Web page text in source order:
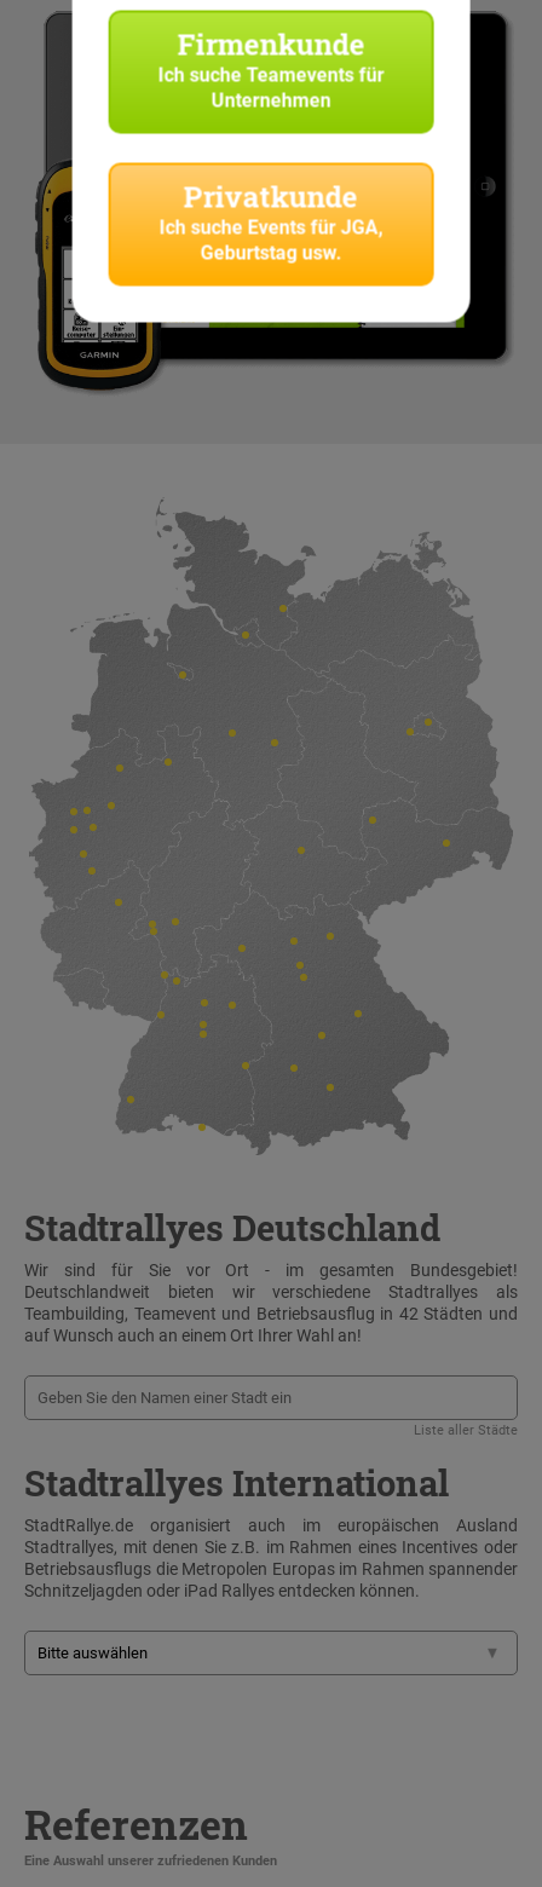
Stadtrallyes Deutschland
Wir sind für Sie vor Ort - im gesamten Bundesgebiet!
Deutschlandweit bieten wir verschiedene Stadtrallyes als
Teambuilding, Teamevent und Betriebsausflug in 42 Städten und
auf Wunsch auch an einem Ort Ihrer Wahl an!
Liste aller Städte
Stadtrallyes International
StadtRallye.de organisiert auch im europäischen Ausland
Stadtrallyes, mit denen Sie z.B. im Rahmen eines Incentives oder
Betriebsausflugs die Metropolen Europas im Rahmen spannender
Schnitzeljagden oder iPad Rallyes entdecken können.
Referenzen
Eine Auswahl unserer zufriedenen Kunden
Firmenkunde
Ich sucheTeamevents für
Unternehmen
Privatkunde
Ich suche Events für JGA,
Geburtstag usw.